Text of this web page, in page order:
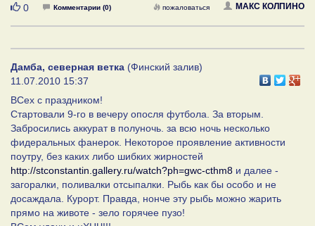
Нравится
0 Комментарии (0) МАКС КОЛПИНО
пожаловаться
Дамба, северная ветка (Финский залив)
11.07.2010 15:37
ВСех с праздником!
Стартовали 9-го в вечеру опосля футбола. За вторым.
Забросились аккурат в полуночь. за всю ночь несколько
фидеральных фанерок. Некоторое проявление активности
поутру, без каких либо шибких жирностей
http://stconstantin.gallery.ru/watch?ph=gwc-cthm8 и далее -
загоралки, поливалки отсыпалки. Рыбь как бы особо и не
досаждала. Курорт. Правда, нонче эту рыбь можно жарить
прямо на животе - зело горячее пузо!